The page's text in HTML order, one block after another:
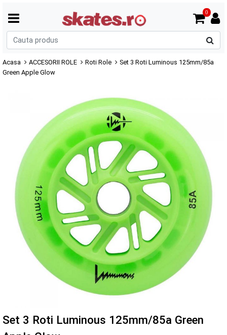
0
Acasa ACCESORII ROLE Roti Role
Set 3 Roti Luminous 125mm/85a
Green Apple Glow
Set 3 Roti Luminous 125mm/85a Green